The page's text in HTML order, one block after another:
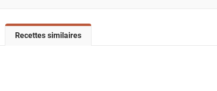
o
Recettes similaires